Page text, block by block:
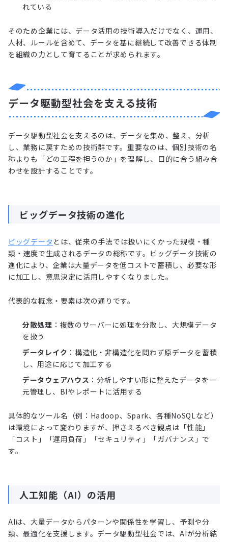
れている
そのため企業には、データ活用の技術導入だけでなく、運用、
人材、ルールを含めて、データを基に継続して改善できる体制
を組織の力として育てることが求められます。
データ駆動型社会を支える技術
データ駆動型社会を支えるのは、データを集め、整え、分析
し、業務に戻すための技術群です。重要なのは、個別技術の名
称よりも「どの工程を担うのか」を理解し、目的に合う組み合
わせを設計することです。
ビッグデータ技術の進化
ビッグデータ とは、従来の手法では扱いにくかった規模・種
類・速度で生成されるデータの総称です。ビッグデータ技術の
進化により、企業は大量データを低コストで蓄積し、必要な形
に加工し、意思決定に活用しやすくなりました。
代表的な概念・要素は次の通りです。
分散処理 ：複数のサーバーに処理を分散し、大規模データ
を扱う
データレイク ：構造化・非構造化を問わず原データを蓄積
し、用途に応じて加工する
データウェアハウス ：分析しやすい形に整えたデータを一
元管理し、BIやレポートに活用する
具体的なツール名（例：Hadoop、Spark、各種NoSQLなど）
は環境によって変わりますが、押さえるべき観点は「性能」
「コスト」「運用負荷」「セキュリティ」「ガバナンス」で
す。
人工知能（AI）の活用
AIは、大量データからパターンや関係性を学習し、予測や分
類、最適化を支援します。データ駆動型社会では、AIが分析結